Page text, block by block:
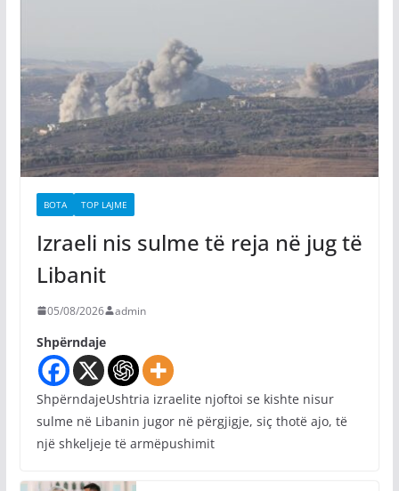
BOTA TOP LAJME
Izraeli nis sulme të reja në jug të
Libanit
05/08/2026 admin
Shpërndaje
ShpërndajeUshtria izraelite njoftoi se kishte nisur
sulme në Libanin jugor në përgjigje, siç thotë ajo, të
një shkeljeje të armëpushimit